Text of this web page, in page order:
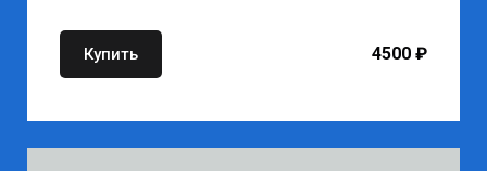
Купить 4500 ₽